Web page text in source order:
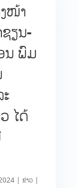
ໜ້າ
ຽນ-
ນ ພົມ
ໄດ້
| ຂ່າວ|